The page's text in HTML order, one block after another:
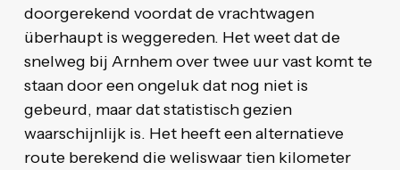
doorgerekend voordat de vrachtwagen
überhaupt is weggereden. Het weet dat de
snelweg bij Arnhem over twee uur vast komt te
staan door een ongeluk dat nog niet is
gebeurd, maar dat statistisch gezien
waarschijnlijk is. Het heeft een alternatieve
route berekend die weliswaar tien kilometer